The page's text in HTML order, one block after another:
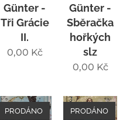
Günter -
Tři Grácie
II.
0,00 Kč
Günter -
Sběračka
hořkých
slz
0,00 Kč
PRODÁNO PRODÁNO